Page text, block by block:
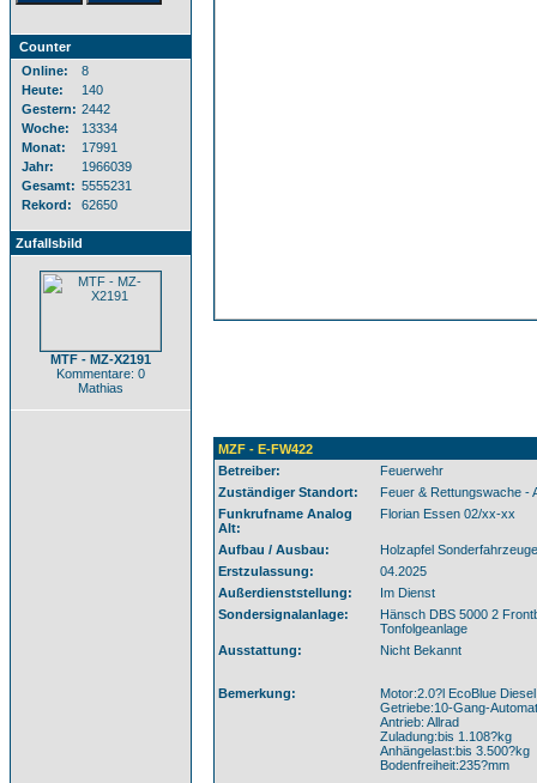
Counter
Online:
8
Heute:
140
Gestern: 2442
Woche:
13334
Monat:
17991
Jahr:
1966039
Gesamt: 5555231
Rekord:
62650
Zufallsbild
MTF - MZ-X2191
Kommentare: 0
Mathias
MZF - E-FW422
Betreiber:
Feuerwehr
Zuständiger Standort:
Feuer & Rettungswache -
Funkrufname Analog
Alt:
Florian Essen 02/xx-xx
Aufbau / Ausbau:
Holzapfel Sonderfahrzeuge
Erstzulassung:
04.2025
Außerdienststellung:
Im Dienst
Sondersignalanlage:
Hänsch DBS 5000 2
Tonfolgeanlage
Ausstattung:
Nicht Bekannt
Bemerkung:
Motor:2.0?l EcoBlue
Getriebe:10-Gang-
Antrieb: Allrad
Zuladung:bis 1.108?kg
Anhängelast:bis 3.500?kg
Bodenfreiheit:235?mm